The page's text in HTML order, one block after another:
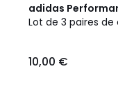
adidas
Lot de 3 paires
10,00 €
4,9
/ 5